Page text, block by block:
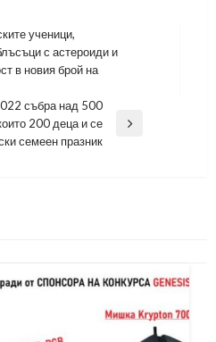
ученици,
с астероиди и
в новия брой на
събра над 500
200 деца и се
семеен празник